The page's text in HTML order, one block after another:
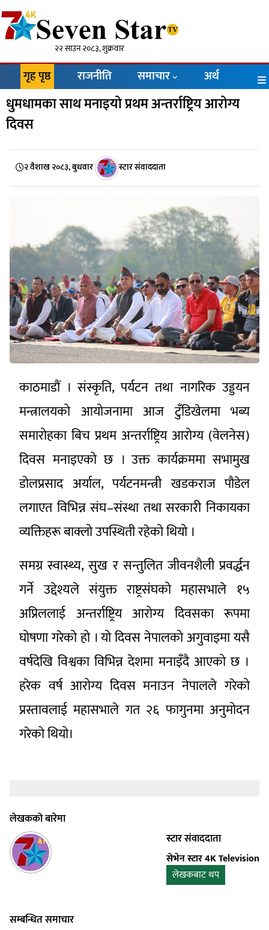
२२ साउन २०८३, शुक्रवार
गृह पृष्ठ राजनीति समाचार अर्थ
धुमधामका साथ मनाइयो प्रथम अन्तर्राष्ट्रिय आरोग्य
दिवस
२ वैशाख २०८३, बुधवार स्टार संवाददाता
काठमाडौं । संस्कृति, पर्यटन तथा नागरिक उड्डयन
मन्त्रालयको आयोजनामा आज टुँडिखेलमा भब्य
समारोहका बिच प्रथम अन्तर्राष्ट्रिय आरोग्य (वेलनेस)
दिवस मनाइएको छ । उक्त कार्यक्रममा सभामुख
डोलप्रसाद अर्याल, पर्यटनमन्त्री खडकराज पौडेल
लगाएत विभिन्न संघ–संस्था तथा सरकारी निकायका
व्यक्तिहरू बाक्लो उपस्थिती रहेको थियो ।
समग्र स्वास्थ्य, सुख र सन्तुलित जीवनशैली प्रवर्द्धन
गर्ने उद्देश्यले संयुक्त राष्ट्रसंघको महासभाले १५
अप्रिललाई अन्तर्राष्ट्रिय आरोग्य दिवसका रूपमा
घोषणा गरेको हो । यो दिवस नेपालको अगुवाइमा यसै
वर्षदेखि विश्वका विभिन्न देशमा मनाइँदै आएको छ ।
हरेक वर्ष आरोग्य दिवस मनाउन नेपालले गरेको
प्रस्तावलाई महासभाले गत २६ फागुनमा अनुमोदन
गरेको थियो।
लेखकको बारेमा
स्टार संवाददाता
सेभेन स्टार 4K Television
लेखकबाट थप
सम्बन्धित समाचार